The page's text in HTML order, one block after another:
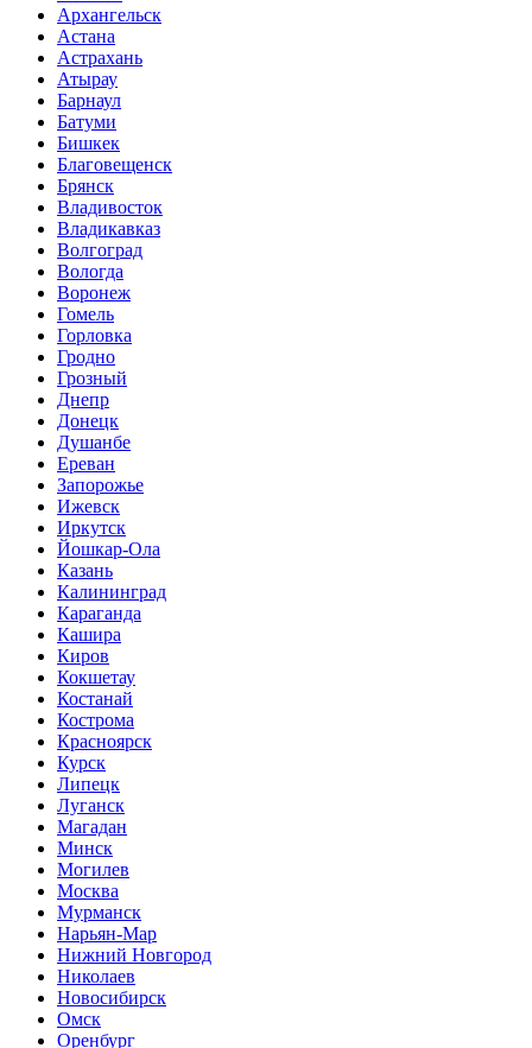
Архангельск
Астана
Астрахань
Атырау
Барнаул
Батуми
Бишкек
Благовещенск
Брянск
Владивосток
Владикавказ
Волгоград
Вологда
Воронеж
Гомель
Горловка
Гродно
Грозный
Днепр
Донецк
Душанбе
Ереван
Запорожье
Ижевск
Иркутск
Йошкар-Ола
Казань
Калининград
Караганда
Кашира
Киров
Кокшетау
Костанай
Кострома
Красноярск
Курск
Липецк
Луганск
Магадан
Минск
Могилев
Москва
Мурманск
Нарьян-Мар
Нижний Новгород
Николаев
Новосибирск
Омск
Оренбург